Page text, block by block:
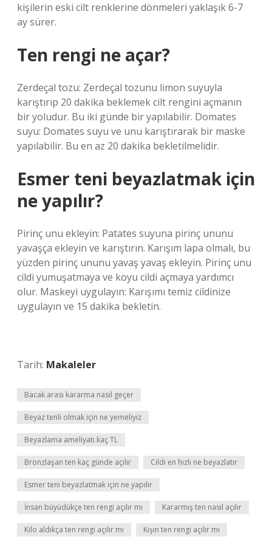
kişilerin eski cilt renklerine dönmeleri yaklaşık 6-7
ay sürer.
Ten rengi ne açar?
Zerdeçal tozu: Zerdeçal tozunu limon suyuyla
karıştırıp 20 dakika beklemek cilt rengini açmanın
bir yoludur. Bu iki günde bir yapılabilir. Domates
suyu: Domates suyu ve unu karıştırarak bir maske
yapılabilir. Bu en az 20 dakika bekletilmelidir.
Esmer teni beyazlatmak için
ne yapılır?
Pirinç unu ekleyin: Patates suyuna pirinç ununu
yavaşça ekleyin ve karıştırın. Karışım lapa olmalı, bu
yüzden pirinç ununu yavaş yavaş ekleyin. Pirinç unu
cildi yumuşatmaya ve koyu cildi açmaya yardımcı
olur. Maskeyi uygulayın: Karışımı temiz cildinize
uygulayın ve 15 dakika bekletin.
Tarih: Makaleler
Bacak arası kararma nasıl geçer
Beyaz tenli olmak için ne yemeliyiz
Beyazlama ameliyatı kaç TL
Bronzlaşan ten kaç günde açılır Cildi en hızlı ne beyazlatır
Esmer teni beyazlatmak için ne yapılır
İnsan büyüdükçe ten rengi açılır mı Kararmış ten nasıl açılır
Kilo aldıkça ten rengi açılır mı Kışın ten rengi açılır mı